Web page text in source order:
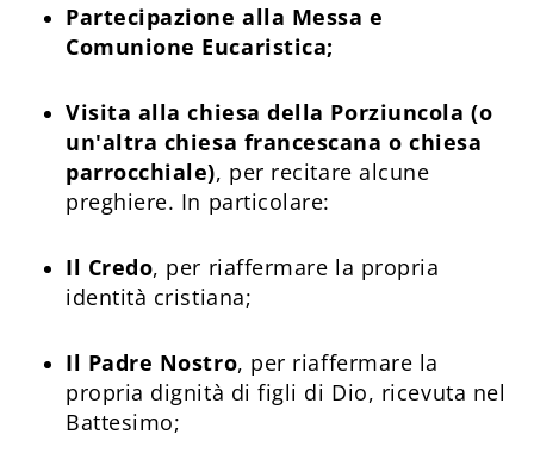
Partecipazione alla Messa e
Comunione Eucaristica;
Visita alla chiesa della Porziuncola (o
un'altra chiesa francescana o chiesa
parrocchiale), per recitare alcune
preghiere. In particolare:
Il Credo, per riaffermare la propria
identità cristiana;
Il Padre Nostro, per riaffermare la
propria dignità di figli di Dio, ricevuta nel
Battesimo;